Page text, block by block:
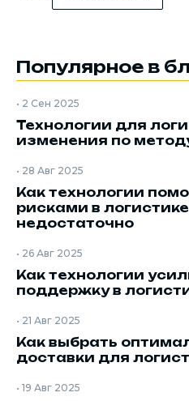
Популярное в
• 2 Сен 2025
Технологии для
изменения по
• 28 Авг 2025
Как технологии
рисками в
недостаточно
• 26 Авг 2025
Как технологии
поддержку в
• 21 Авг 2025
Как выбрать
доставки для
• 19 Авг 2025